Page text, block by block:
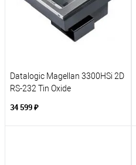
Datalogic Magellan 3300HSi 2D
RS-232 Tin Oxide
34 599 ₽